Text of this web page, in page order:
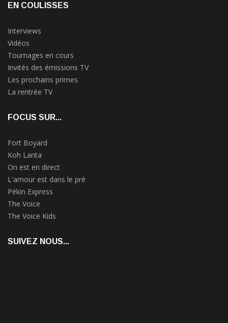
EN COULISSES
Interviews
Vidéos
Tournages en cours
Invités des émissions TV
Les prochains primes
La rentrée TV
FOCUS SUR...
Fort Boyard
Koh Lanta
On est en direct
L'amour est dans le pré
Pékin Express
The Voice
The Voice Kids
SUIVEZ NOUS...